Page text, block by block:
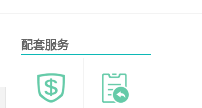
配套服务